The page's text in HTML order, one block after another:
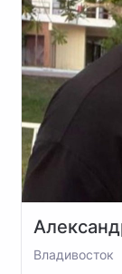
Владивосток